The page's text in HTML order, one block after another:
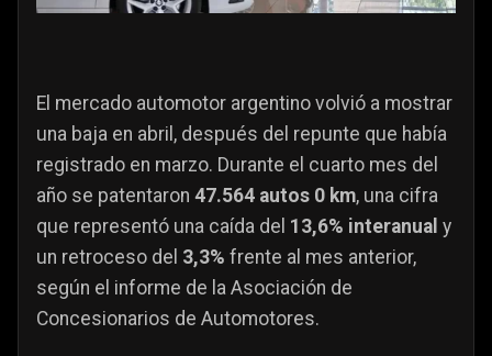
El mercado automotor argentino volvió a mostrar
una baja en abril, después del repunte que había
registrado en marzo. Durante el cuarto mes del
año se patentaron 47.564 autos 0 km, una cifra
que representó una caída del 13,6% interanual y
un retroceso del 3,3% frente al mes anterior,
según el informe de la Asociación de
Concesionarios de Automotores.